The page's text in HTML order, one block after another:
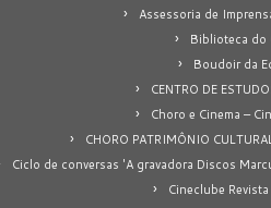
Assessoria de
Biblioteca do
Boudoir da
CENTRO DE
Choro e Cinema –
CHORO PATRIMÔNIO
Ciclo de conversas 'A gravadora Discos
Cineclube